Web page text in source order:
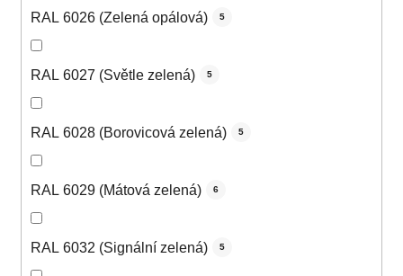
RAL 6026 (Zelená opálová) 5
RAL 6027 (Světle zelená) 5
RAL 6028 (Borovicová zelená) 5
RAL 6029 (Mátová zelená) 6
RAL 6032 (Signální zelená) 5